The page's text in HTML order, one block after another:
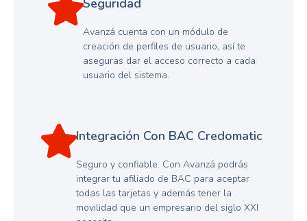
Avanzá cuenta con un módulo de
creación de perfiles de usuario, así te
aseguras dar el acceso correcto a cada
usuario del sistema.
Integración Con BAC Credomatic
Seguro y confiable. Con Avanzá podrás
integrar tu afiliado de BAC para aceptar
todas las tarjetas y además tener la
movilidad que un empresario del siglo XXI